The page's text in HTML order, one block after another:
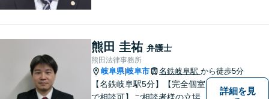
熊田 圭祐 弁護士
熊田法律事務所
岐阜県|岐阜市 名鉄岐阜駅 から徒歩5分
【名鉄岐阜駅5分】【完全個室
で相談可】ご相談者様の立場
詳細を見